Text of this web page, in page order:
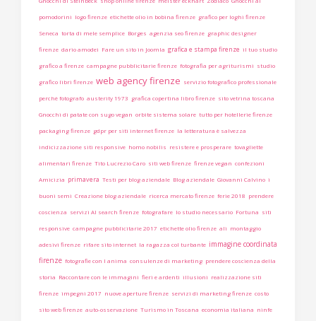
pomodorini logo firenze etichette olio in bobina firenze grafico per loghi firenze
Seneca torta di mele semplice Borges agenzia seo firenze graphic designer
firenze dario amodei Fare un sito in Joomla grafica e stampa firenze il tuo studio
grafico a firenze campagne pubblicitarie firenze fotografia per agriturismi studio
grafico libri firenze web agency firenze servizio fotografico professionale
perchè fotografo austerity 1973 grafica copertina libro firenze sito vetrina toscana
Gnocchi di patate con sugo vegan orbite sistema solare tutto per hotellerie firenze
packaging firenze gdpr per siti internet firenze la letteratura è salvezza
indicizzazione siti responsive homo nobilis resistere e prosperare tovagliette
alimentari firenze Tito Lucrezio Caro siti web firenze firenze vegan confezioni
Amicizia primavera Testi per blog aziendale Blog aziendale Giovanni Calvino i
buoni semi Creazione blog aziendale ricerca mercato firenze ferie 2018 prendere
coscienza servizi AI search firenze fotografare lo studio necessario Fortuna siti
responsive campagne pubblicitarie 2017 etichette olio firenze ali montaggio
adesivi firenze rifare sito internet la ragazza col turbante immagine coordinata
firenze fotografie con l anima consulenze di marketing prendere coscienza della
storia Raccontare con le immagini fieri e ardenti illusioni realizzazione siti
firenze impegni 2017 nuove aperture firenze servizi di marketing firenze costo
sito web firenze auto-osservazione Turismo in Toscana economia italiana ninfe